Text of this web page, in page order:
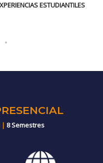
ESTUDIANTILES
| 8 Semestres